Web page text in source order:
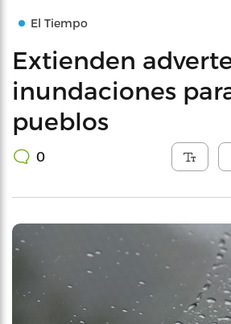
El Tiempo
Extienden
inundaciones
pueblos
0